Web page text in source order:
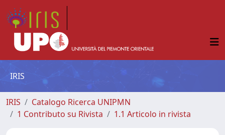
IRIS
IRIS
Catalogo Ricerca UNIPMN
1 Contributo su Rivista
1.1 Articolo in rivista